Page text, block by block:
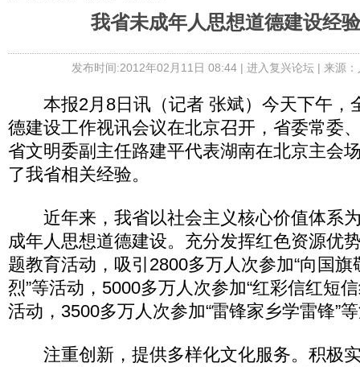
我省未成年人思想道德建设经
发布时间:2012年02月11日 08:44 | 进入复兴论坛| 来源
本报2月8日讯（记者 张斌）今天下午，
德建设工作视讯会议在北京召开，省委常委
省文明委副主任路建平代表湖南在北京主会
了我省相关经验。
近年来，我省以社会主义核心价值体系
成年人思想道德建设。充分发挥红色资源优
题教育活动，吸引2800多万人次参加“向国旗
烈”等活动，5000多万人次参加“红彩信红短
活动，3500多万人次参加“雷锋家乡学雷锋”
注重创新，提供多样化文化服务。积极